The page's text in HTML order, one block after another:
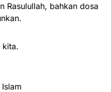
Rasulullah, bahkan dosa
kita.